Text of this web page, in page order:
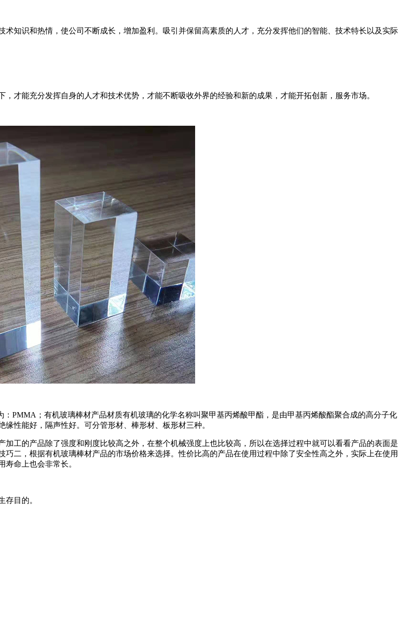
知识和热情，使公司不断成长，增加盈利。吸引并保留高素质的人才，充分发挥他们的智能、技术特长以及实际
才能充分发挥自身的人才和技术优势，才能不断吸收外界的经验和新的成果，才能开拓创新，服务市场。
：PMMA；有机玻璃棒材产品材质有机玻璃的化学名称叫聚甲基丙烯酸甲酯，是由甲基丙烯酸酯聚合成的高分子化
性能好，隔声性好。可分管形材、棒形材、板形材三种。
工的产品除了强度和刚度比较高之外，在整个机械强度上也比较高，所以在选择过程中就可以看看产品的表面是
二，根据有机玻璃棒材产品的市场价格来选择。性价比高的产品在使用过程中除了安全性高之外，实际上在使用
命上也会非常长。
存目的。